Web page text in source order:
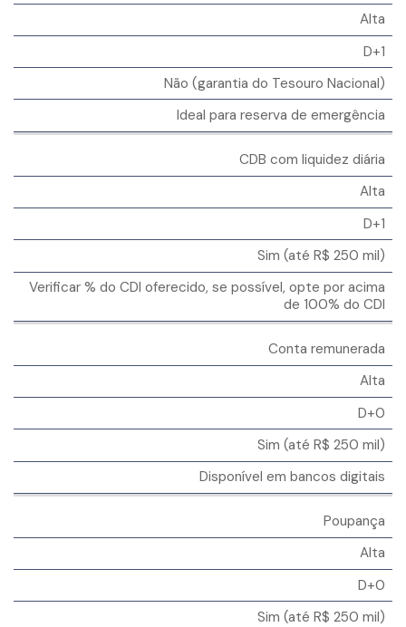
Alta
D+1
Não (garantia do Tesouro Nacional)
Ideal para reserva de emergência
CDB com liquidez diária
Alta
D+1
Sim (até R$ 250 mil)
Verificar % do CDI oferecido, se possível, opte por acima
de 100% do CDI
Conta remunerada
Alta
D+0
Sim (até R$ 250 mil)
Disponível em bancos digitais
Poupança
Alta
D+0
Sim (até R$ 250 mil)